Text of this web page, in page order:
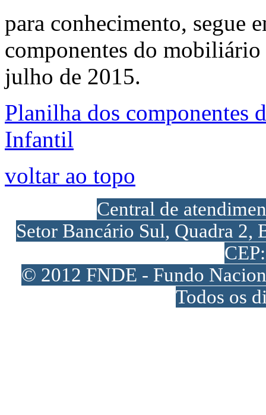
para conhecimento, segue
componentes do
julho de 2015.
Planilha dos componentes
Infantil
voltar ao topo
Central de
Setor Bancário Sul, Quadra
© 2012 FNDE - Fundo
Todos os